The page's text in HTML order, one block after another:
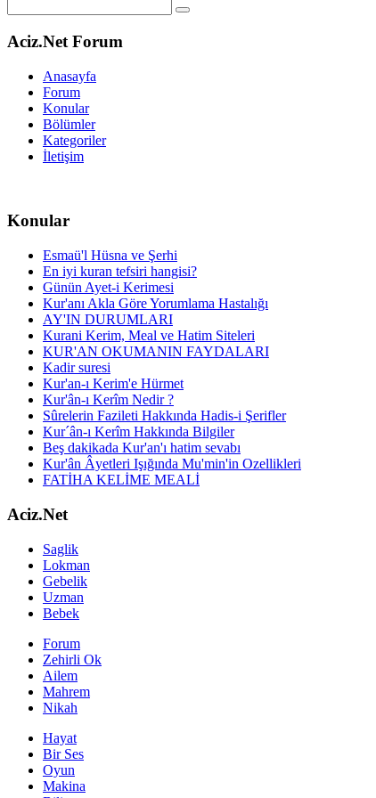
Aciz.Net Forum
Anasayfa
Forum
Konular
Bölümler
Kategoriler
İletişim
Konular
Esmaü'l Hüsna ve Şerhi
En iyi kuran tefsiri hangisi?
Günün Ayet-i Kerimesi
Kur'anı Akla Göre Yorumlama Hastalığı
AY'IN DURUMLARI
Kurani Kerim, Meal ve Hatim Siteleri
KUR'AN OKUMANIN FAYDALARI
Kadir suresi
Kur'an-ı Kerim'e Hürmet
Kur'ân-ı Kerîm Nedir ?
Sûrelerin Fazileti Hakkında Hadis-i Şerifler
Kur´ân-ı Kerîm Hakkında Bilgiler
Beş dakikada Kur'an'ı hatim sevabı
Kur'ân Âyetleri Işığında Mu'min'in Ozellikleri
FATİHA KELİME MEALİ
Aciz.Net
Saglik
Lokman
Gebelik
Uzman
Bebek
Forum
Zehirli Ok
Ailem
Mahrem
Nikah
Hayat
Bir Ses
Oyun
Makina